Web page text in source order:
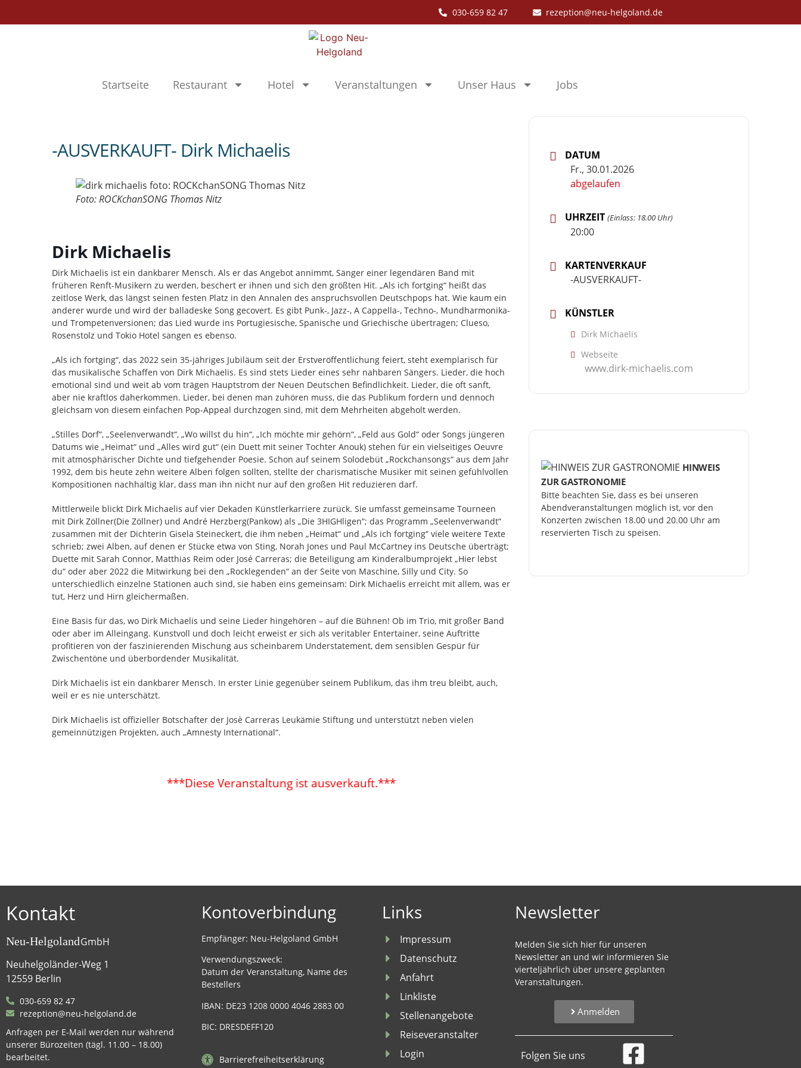
030-659 82 47 rezeption@neu-helgoland.de
Startseite Restaurant Hotel Veranstaltungen Unser Haus Jobs
-AUSVERKAUFT- Dirk Michaelis
Foto: ROCKchanSONG Thomas Nitz
Dirk Michaelis
Dirk Michaelis ist ein dankbarer Mensch. Als er das Angebot annimmt, Sänger einer legendären Band mit
früheren Renft-Musikern zu werden, beschert er ihnen und sich den größten Hit. „Als ich fortging“ heißt das
zeitlose Werk, das längst seinen festen Platz in den Annalen des anspruchsvollen Deutschpops hat. Wie kaum ein
anderer wurde und wird der balladeske Song gecovert. Es gibt Punk-, Jazz-, A Cappella-, Techno-, Mundharmonika-
und Trompetenversionen; das Lied wurde ins Portugiesische, Spanische und Griechische übertragen; Clueso,
Rosenstolz und Tokio Hotel sangen es ebenso.
„Als ich fortging“, das 2022 sein 35-jähriges Jubiläum seit der Erstveröffentlichung feiert, steht exemplarisch für
das musikalische Schaffen von Dirk Michaelis. Es sind stets Lieder eines sehr nahbaren Sängers. Lieder, die hoch
emotional sind und weit ab vom trägen Hauptstrom der Neuen Deutschen Befindlichkeit. Lieder, die oft sanft,
aber nie kraftlos daherkommen. Lieder, bei denen man zuhören muss, die das Publikum fordern und dennoch
gleichsam von diesem einfachen Pop-Appeal durchzogen sind, mit dem Mehrheiten abgeholt werden.
„Stilles Dorf“, „Seelenverwandt“, „Wo willst du hin“, „Ich möchte mir gehörn“, „Feld aus Gold“ oder Songs jüngeren
Datums wie „Heimat“ und „Alles wird gut“ (ein Duett mit seiner Tochter Anouk) stehen für ein vielseitiges Oeuvre
mit atmosphärischer Dichte und tiefgehender Poesie. Schon auf seinem Solodebüt „Rockchansongs“ aus dem Jahr
1992, dem bis heute zehn weitere Alben folgen sollten, stellte der charismatische Musiker mit seinen gefühlvollen
Kompositionen nachhaltig klar, dass man ihn nicht nur auf den großen Hit reduzieren darf.
Mittlerweile blickt Dirk Michaelis auf vier Dekaden Künstlerkarriere zurück. Sie umfasst gemeinsame Tourneen
mit Dirk Zöllner(Die Zöllner) und André Herzberg(Pankow) als „Die 3HIGHligen“; das Programm „Seelenverwandt“
zusammen mit der Dichterin Gisela Steineckert, die ihm neben „Heimat“ und „Als ich fortging“ viele weitere Texte
schrieb; zwei Alben, auf denen er Stücke etwa von Sting, Norah Jones und Paul McCartney ins Deutsche überträgt;
Duette mit Sarah Connor, Matthias Reim oder José Carreras; die Beteiligung am Kinderalbumprojekt „Hier lebst
du“ oder aber 2022 die Mitwirkung bei den „Rocklegenden“ an der Seite von Maschine, Silly und City. So
unterschiedlich einzelne Stationen auch sind, sie haben eins gemeinsam: Dirk Michaelis erreicht mit allem, was er
tut, Herz und Hirn gleichermaßen.
Eine Basis für das, wo Dirk Michaelis und seine Lieder hingehören – auf die Bühnen! Ob im Trio, mit großer Band
oder aber im Alleingang. Kunstvoll und doch leicht erweist er sich als veritabler Entertainer, seine Auftritte
profitieren von der faszinierenden Mischung aus scheinbarem Understatement, dem sensiblen Gespür für
Zwischentöne und überbordender Musikalität.
Dirk Michaelis ist ein dankbarer Mensch. In erster Linie gegenüber seinem Publikum, das ihm treu bleibt, auch,
weil er es nie unterschätzt.
Dirk Michaelis ist offizieller Botschafter der Josè Carreras Leukämie Stiftung und unterstützt neben vielen
gemeinnützigen Projekten, auch „Amnesty International“.
***Diese Veranstaltung ist ausverkauft.***
DATUM
Fr., 30.01.2026
abgelaufen
UHRZEIT (Einlass: 18.00 Uhr)
20:00
KARTENVERKAUF
-AUSVERKAUFT-
KÜNSTLER
Dirk Michaelis
Webseite
www.dirk-michaelis.com
HINWEIS
ZUR GASTRONOMIE
Bitte beachten Sie, dass es bei unseren
Abendveranstaltungen möglich ist, vor den
Konzerten zwischen 18.00 und 20.00 Uhr am
reservierten Tisch zu speisen.
Kontakt
Neu-HelgolandGmbH
Neuhelgoländer-Weg 1
12559 Berlin
030-659 82 47
rezeption@neu-helgoland.de
Anfragen per E-Mail werden nur während
unserer Bürozeiten (tägl. 11.00 – 18.00)
bearbeitet.
Kontoverbindung
Empfänger: Neu-Helgoland GmbH
Verwendungszweck:
Datum der Veranstaltung, Name des
Bestellers
IBAN: DE23 1208 0000 4046 2883 00
BIC: DRESDEFF120
Barrierefreiheitserklärung
Links
Impressum
Datenschutz
Anfahrt
Linkliste
Stellenangebote
Reiseveranstalter
Login
Newsletter
Melden Sie sich hier für unseren
Newsletter an und wir informieren Sie
vierteljährlich über unsere geplanten
Veranstaltungen.
Anmelden
Folgen Sie uns